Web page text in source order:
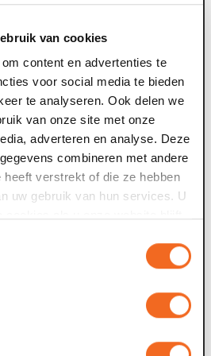
van cookies
content en advertenties te
voor social media te bieden
te analyseren. Ook delen we
van onze site met onze
adverteren en analyse. Deze
combineren met andere
heeft verstrekt of die ze hebben
uw gebruik van hun services. U
die elkaar kruisen. Net als de
die daarbij horen. Zij
elkaar te begrijpen en zo
ondanks het gedeelde en nooit
onverwachts tussen hen in
coproductie tussenDawn
producties